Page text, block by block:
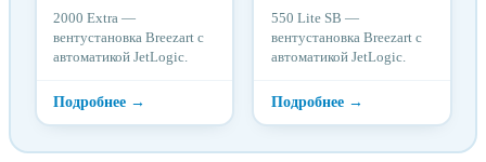
2000 Extra —
вентустановка Breezart с
автоматикой JetLogic.
550 Lite SB —
вентустановка Breezart с
автоматикой JetLogic.